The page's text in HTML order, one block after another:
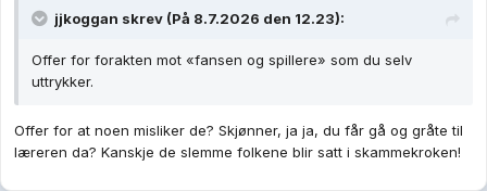
jjkoggan skrev (På 8.7.2026 den 12.23):
Offer for forakten mot «fansen og spillere» som du selv
uttrykker.
Offer for at noen misliker de? Skjønner, ja ja, du får gå og gråte til
læreren da? Kanskje de slemme folkene blir satt i skammekroken!